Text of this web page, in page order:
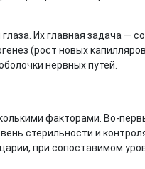
Их главная задача —
(рост новых
нервных путей.
факторами. Во-
стерильности и
при сопоставимом